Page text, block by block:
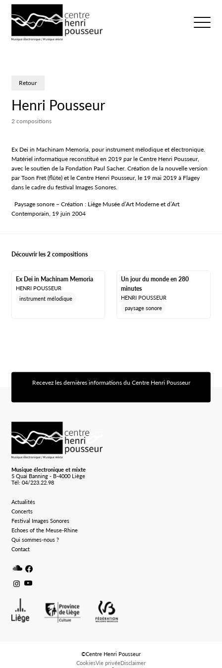
Ouvrir/
Retour
Henri Pousseur
2 compositions
Ex Dei in Machinam Memoria, pour instrument mélodique et électronique.
Matériel informatique reconstitué en 2019 par le Centre Henri Pousseur,
avec le soutien de la Fondation Paul Sacher. Création de la nouvelle version
par Toon Fret (flûte) et le Centre Henri Pousseur, le 19 mai 2019 à Flagey
dans le cadre du festival Images Sonores.
Paysage sonore – Création : Liège Musée d’Art Moderne et d’Art
Contemporain, 19 juin 2004
Découvrir les 2 compositions
Ex Dei in Machinam Memoria
HENRI POUSSEUR
instrument mélodique
Un jour du monde en 280
minutes
HENRI POUSSEUR
paysage sonore
Recevez les dernières informations du Centre Henri Pousseur
Musique électronique et mixte
5 Quai Banning - B-4000 Liège
Tél: 04/223.22.98
Actualités
Concerts
Festival Images Sonores
Echoes of the Meuse-Rhine
Qui sommes-nous ?
Contact
Soundcloud
Facebook
Instagram
Youtube
©Centre Henri Pousseur
CookiesVie privéeDisclaimer